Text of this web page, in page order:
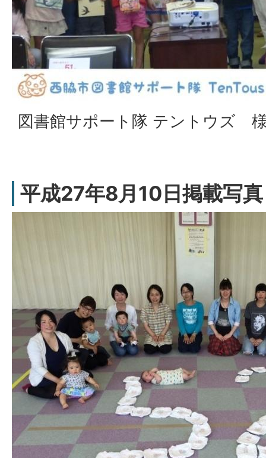
図書館サポート隊 テントウズ
平成27年8月10日掲載写